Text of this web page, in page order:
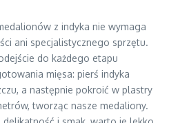
z indyka nie wymaga
ani specjalistycznego sprzętu.
do każdego etapu
mięsa: pierś indyka
a następnie pokroić w plastry
tworząc nasze medaliony.